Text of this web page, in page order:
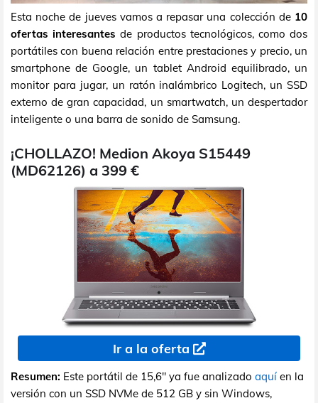
Esta noche de jueves vamos a repasar una colección de 10
ofertas interesantes de productos tecnológicos, como dos
portátiles con buena relación entre prestaciones y precio, un
smartphone de Google, un tablet Android equilibrado, un
monitor para jugar, un ratón inalámbrico Logitech, un SSD
externo de gran capacidad, un smartwatch, un despertador
inteligente o una barra de sonido de Samsung.
¡CHOLLAZO! Medion Akoya S15449
(MD62126) a 399 €
Ir a la oferta
Resumen: Este portátil de 15,6" ya fue analizado aquí en la
versión con un SSD NVMe de 512 GB y sin Windows,